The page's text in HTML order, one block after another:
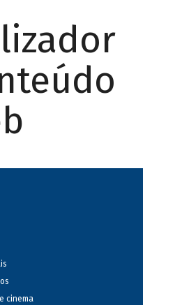
cinema